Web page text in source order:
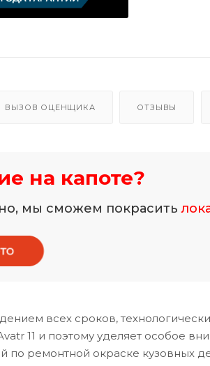
ВЫЗОВ ОЦЕНЩИКА ОТЗЫВЫ
на капоте?
мы сможем покрасить
всех сроков,
11 и поэтому уделяет особое
по ремонтной окраске кузовных